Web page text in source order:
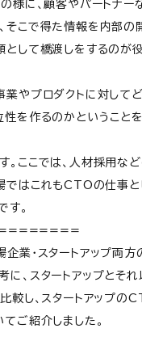
の様に、顧客やパートナー
そこで得た情報を内部の
として橋渡しをするのが役
業やプロダクトに対して
性を作るのかということ
。ここでは、人材採用な
ではこれもCTOの仕事と
す。
企業・スタートアップ両
に、スタートアップとそ
較し、スタートアップの
て ご紹介しました。